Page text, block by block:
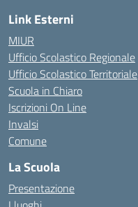
Link Esterni
MIUR
Ufficio Scolastico Regionale
Ufficio Scolastico Territoriale
Scuola in Chiaro
Iscrizioni On Line
Invalsi
Comune
La Scuola
Presentazione